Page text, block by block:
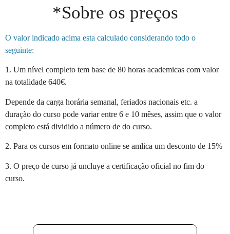
*Sobre os preços
O valor indicado acima esta calculado considerando todo o
seguinte:
1. Um nível completo tem base de 80 horas academicas com valor
na totalidade 640€.
Depende da carga horária semanal, feriados nacionais etc. a
duração do curso pode variar entre 6 e 10 mêses, assim que o valor
completo está dividido a número de do curso.
2. Para os cursos em formato online se amlica um desconto de 15%
3. O preço de curso já uncluye a certificação oficial no fim do
curso.